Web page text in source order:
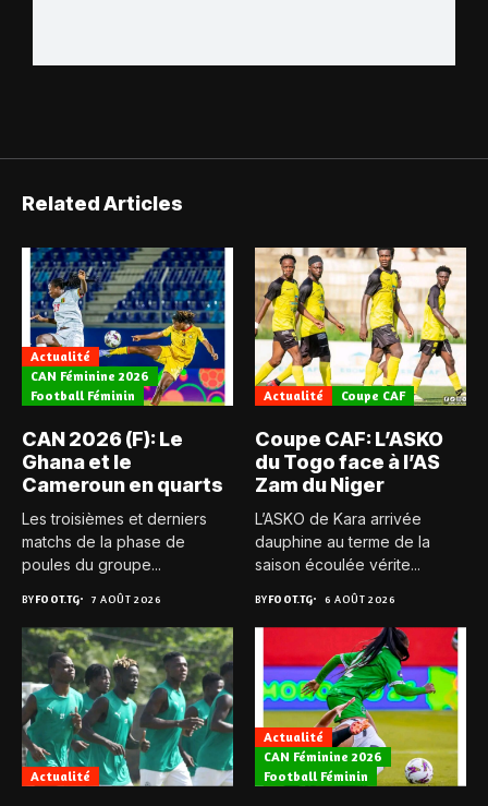
Related Articles
Actualité
CAN Féminine 2026
Football Féminin
CAN 2026 (F): Le
Ghana et le
Cameroun en quarts
Les troisièmes et derniers
matchs de la phase de
poules du groupe...
BYFOOT.TG 7 AOÛT 2026
Actualité Coupe CAF
Coupe CAF: L’ASKO
du Togo face à l’AS
Zam du Niger
L’ASKO de Kara arrivée
dauphine au terme de la
saison écoulée vérite...
BYFOOT.TG 6 AOÛT 2026
Actualité
Actualité
CAN Féminine 2026
Football Féminin